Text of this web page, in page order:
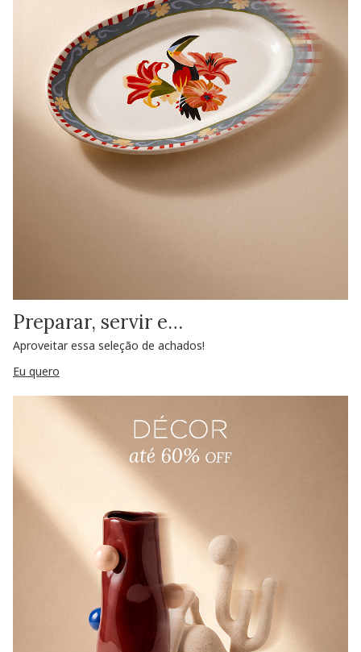
Preparar, servir e…
Aproveitar essa seleção de achados!
Eu quero